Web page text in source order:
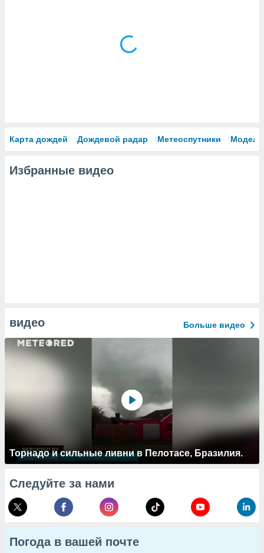
Карта дождей Дождевой радар Метеоспутники Модели
Избранные видео
видео Больше видео
Торнадо и сильные ливни в Пелотасе, Бразилия.
Следуйте за нами
Погода в вашей почте